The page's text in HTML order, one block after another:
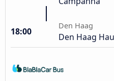
18:00
Den Haag
Den Haag